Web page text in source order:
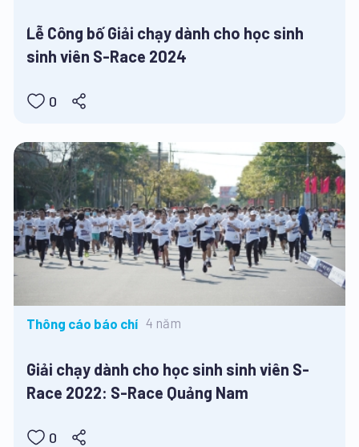
Lễ Công bố Giải chạy dành cho học sinh
sinh viên S-Race 2024
0
Thông cáo báo chí 4 năm
Giải chạy dành cho học sinh sinh viên S-
Race 2022: S-Race Quảng Nam
0